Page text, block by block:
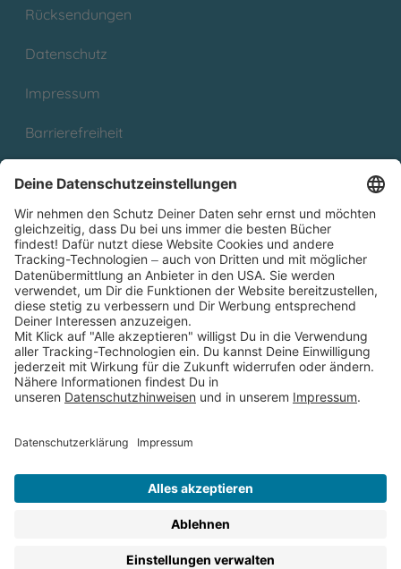
Rücksendungen
Datenschutz
Impressum
Barrierefreiheit
Partnerprogramm (Affiliate)
Folge uns auf
* Versandkostenfrei ab 9,00 € Bestellwert innerhalb
Deutschlands
** Lieferzeit 1-3 Werktage innerhalb Deutschlands
Thienemann-Esslinger Verlag GmbH, Blumenstraße 36, D-70182